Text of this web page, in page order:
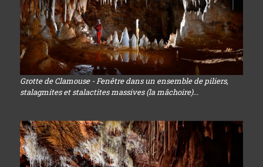
Grotte de Clamouse - Fenêtre dans un ensemble de piliers,
stalagmites et stalactites massives (la mâchoire)...